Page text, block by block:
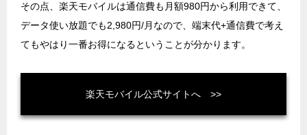
その点、楽天モバイルは通信費も月額980円から利用できて、
データ使い放題でも2,980円/月なので、端末代+通信費で考え
てもやはり一番お得になるということが分かります。
楽天モバイル公式サイトへ